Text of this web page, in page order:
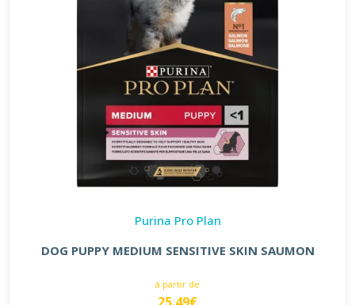
Purina Pro Plan
DOG PUPPY MEDIUM SENSITIVE SKIN SAUMON
à partir de